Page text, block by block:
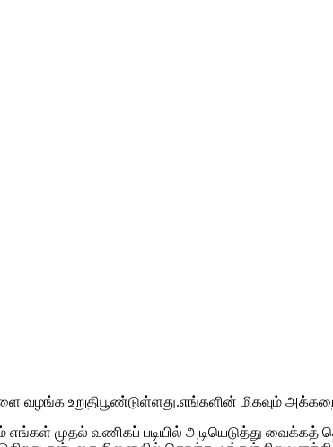
வழங்க உறுதிபூண்டுள்ளது.எங்களின் மிகவும்
முதல் வணிகப் படியில் அடியெடுத்து வைக்கத்